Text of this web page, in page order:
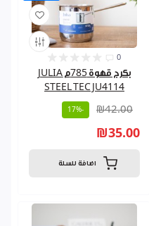
0
بكرج قهوة 785م JULIA
STEEL TEC JU4114
₪42.00
-17%
₪35.00
اضافة للسلة